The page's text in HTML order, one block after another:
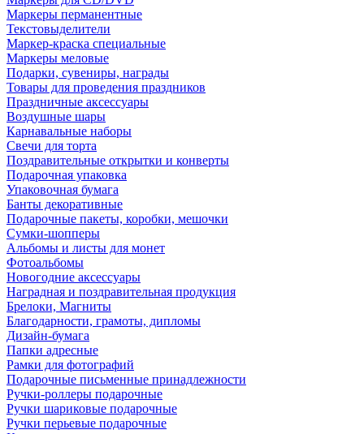
Маркеры перманентные
Текстовыделители
Маркер-краска специальные
Маркеры меловые
Подарки, сувениры, награды
Товары для проведения праздников
Праздничные аксессуары
Воздушные шары
Карнавальные наборы
Свечи для торта
Поздравительные открытки и конверты
Подарочная упаковка
Упаковочная бумага
Банты декоративные
Подарочные пакеты, коробки, мешочки
Сумки-шопперы
Альбомы и листы для монет
Фотоальбомы
Новогодние аксессуары
Наградная и поздравительная продукция
Брелоки, Магниты
Благодарности, грамоты, дипломы
Дизайн-бумага
Папки адресные
Рамки для фотографий
Подарочные письменные принадлежности
Ручки-роллеры подарочные
Ручки шариковые подарочные
Ручки перьевые подарочные